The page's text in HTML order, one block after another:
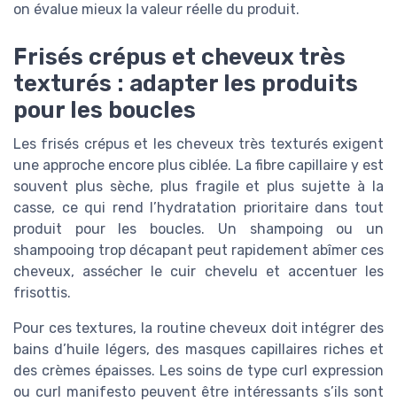
on évalue mieux la valeur réelle du produit.
Frisés crépus et cheveux très
texturés : adapter les produits
pour les boucles
Les frisés crépus et les cheveux très texturés exigent
une approche encore plus ciblée. La fibre capillaire y est
souvent plus sèche, plus fragile et plus sujette à la
casse, ce qui rend l’hydratation prioritaire dans tout
produit pour les boucles. Un shampoing ou un
shampooing trop décapant peut rapidement abîmer ces
cheveux, assécher le cuir chevelu et accentuer les
frisottis.
Pour ces textures, la routine cheveux doit intégrer des
bains d’huile légers, des masques capillaires riches et
des crèmes épaisses. Les soins de type curl expression
ou curl manifesto peuvent être intéressants s’ils sont